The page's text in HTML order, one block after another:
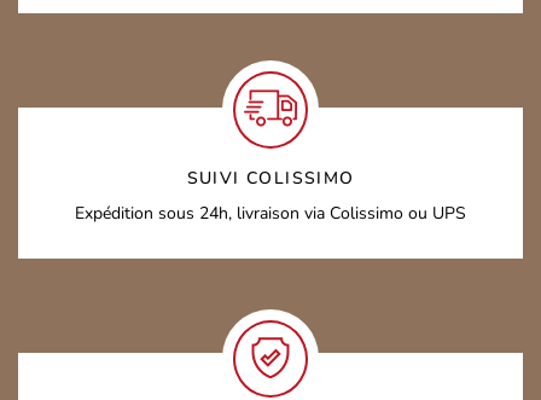
SUIVI COLISSIMO
Expédition sous 24h, livraison via Colissimo ou UPS